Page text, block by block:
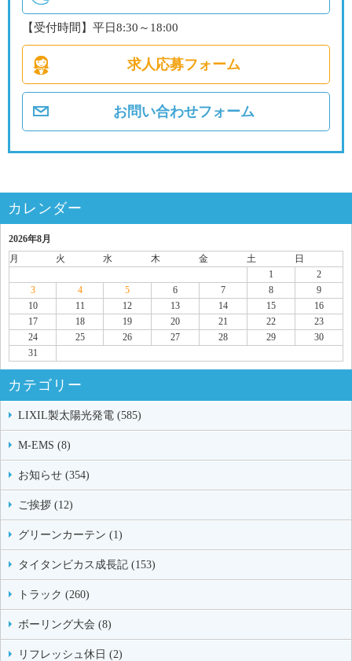
【受付時間】平日8:30～18:00
求人応募フォーム
お問い合わせフォーム
カレンダー
2026年8月
月
火 水 木 金 土
日
1
2
3
4 5 6 7 8
9
10
11 12 13 14 15
16
17
18 19 20 21 22
23
24
25 26 27 28 29
30
31
カテゴリー
LIXIL製太陽光発電 (585)
M-EMS (8)
お知らせ (354)
ご挨拶 (12)
グリーンカーテン (1)
タイタンビカス成長記 (153)
トラック (260)
ボーリング大会 (8)
リフレッシュ休日 (2)